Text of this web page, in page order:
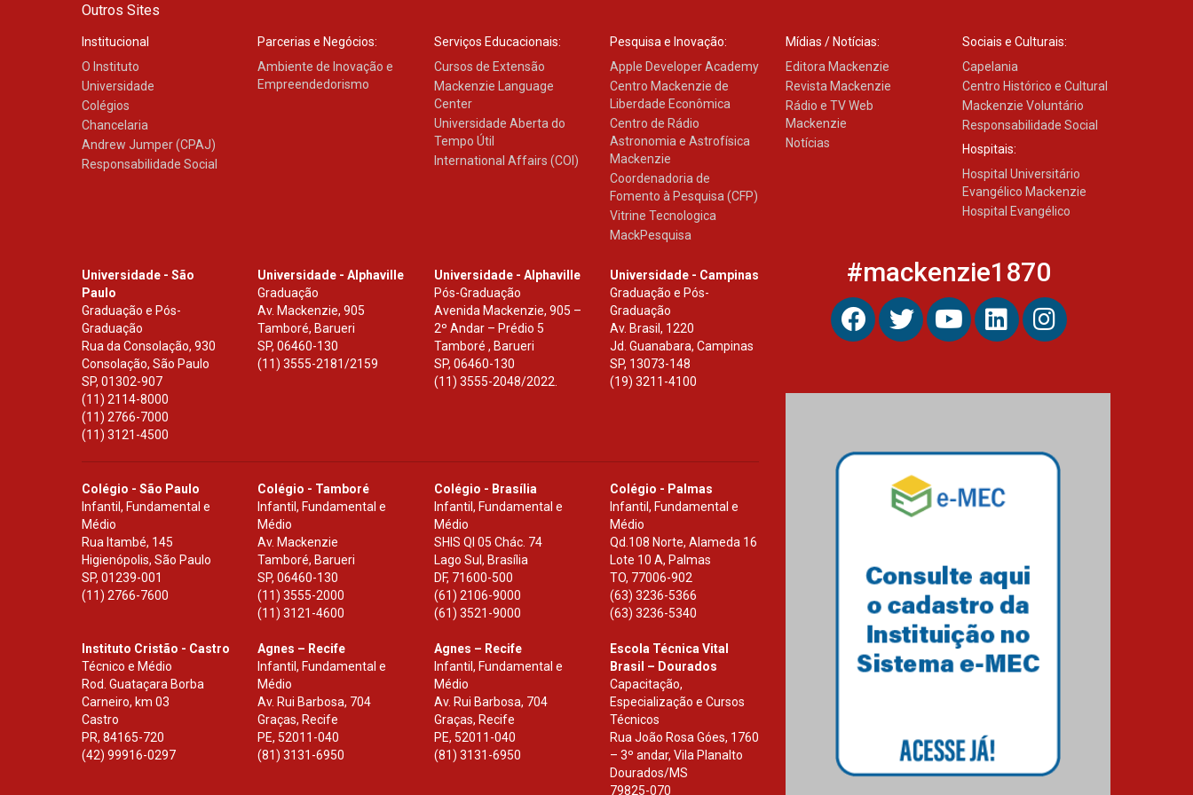
Outros Sites
Institucional
O Instituto
Universidade
Colégios
Chancelaria
Andrew Jumper (CPAJ)
Responsabilidade Social
Parcerias e Negócios:
Ambiente de Inovação e
Empreendedorismo
Serviços Educacionais:
Cursos de Extensão
Mackenzie Language
Center
Universidade Aberta do
Tempo Útil
International Affairs (COI)
Pesquisa e Inovação:
Apple Developer Academy
Centro Mackenzie de
Liberdade Econômica
Centro de Rádio
Astronomia e Astrofísica
Mackenzie
Coordenadoria de
Fomento à Pesquisa (CFP)
Vitrine Tecnologica
MackPesquisa
Mídias / Notícias:
Editora Mackenzie
Revista Mackenzie
Rádio e TV Web
Mackenzie
Notícias
Sociais e Culturais:
Capelania
Centro Histórico e Cultural
Mackenzie Voluntário
Responsabilidade Social
Hospitais:
Hospital Universitário
Evangélico Mackenzie
Hospital Evangélico
Universidade - São
Paulo
Graduação e Pós-
Graduação
Rua da Consolação, 930
Consolação, São Paulo
SP, 01302-907
(11) 2114-8000
(11) 2766-7000
(11) 3121-4500
Universidade - Alphaville
Graduação
Av. Mackenzie, 905
Tamboré, Barueri
SP,06460-130
(11) 3555-2181/2159
Universidade - Alphaville
Pós-Graduação
Avenida Mackenzie, 905 –
2º Andar – Prédio 5
Tamboré , Barueri
SP, 06460-130
(11) 3555-2048/2022.
Universidade - Campinas
Graduação e Pós-
Graduação
Av. Brasil, 1220
Jd. Guanabara, Campinas
SP, 13073-148
(19) 3211-4100
Colégio - São Paulo
Infantil, Fundamental e
Médio
Rua Itambé, 145
Higienópolis, São Paulo
SP, 01239-001
(11) 2766-7600
Colégio - Tamboré
Infantil, Fundamental e
Médio
Av. Mackenzie
Tamboré, Barueri
SP,06460-130
(11) 3555-2000
(11) 3121-4600
Colégio - Brasília
Infantil, Fundamental e
Médio
SHIS Ql 05 Chác. 74
Lago Sul, Brasília
DF, 71600-500
(61) 2106-9000
(61) 3521-9000
Colégio - Palmas
Infantil, Fundamental e
Médio
Qd.108 Norte, Alameda 16
Lote 10 A, Palmas
TO, 77006-902
(63) 3236-5366
(63) 3236-5340
Instituto Cristão - Castro
Técnico e Médio
Rod. Guataçara Borba
Carneiro, km 03
Castro
PR, 84165-720
(42) 99916-0297
Agnes – Recife
Infantil, Fundamental e
Médio
Av. Rui Barbosa, 704
Graças, Recife
PE, 52011-040
(81) 3131-6950
Agnes – Recife
Infantil, Fundamental e
Médio
Av. Rui Barbosa, 704
Graças, Recife
PE, 52011-040
(81) 3131-6950
Escola Técnica Vital
Brasil – Dourados
Capacitação,
Especialização e Cursos
Técnicos
Rua João Rosa Góes, 1760
– 3º andar, Vila Planalto
Dourados/MS
79825-070
#mackenzie1870